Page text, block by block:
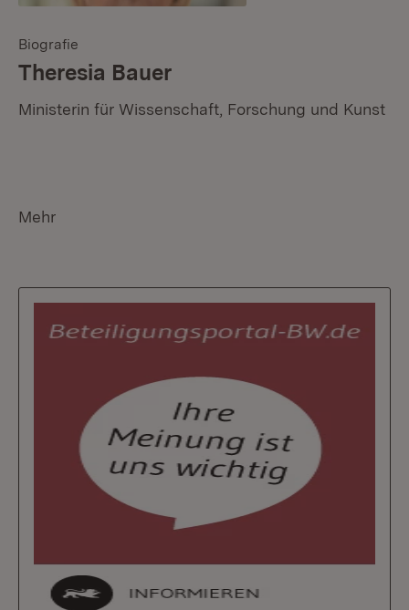
Biografie
Theresia Bauer
Ministerin für Wissenschaft, Forschung und Kunst
Mehr